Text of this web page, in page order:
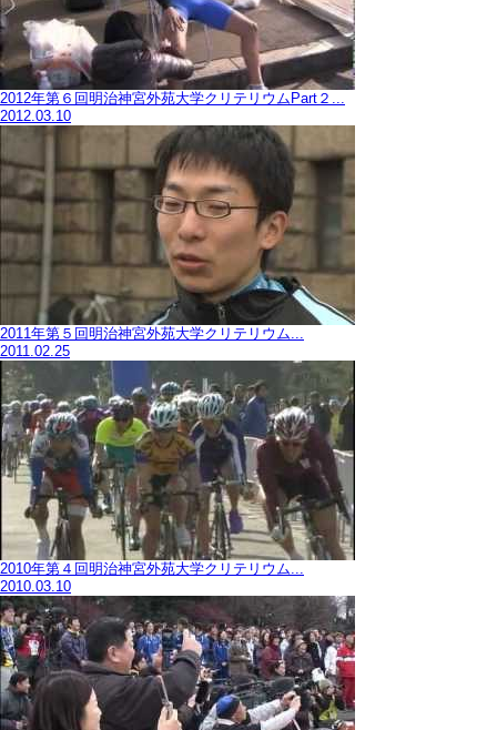
2012年第６回明治神宮外苑大学クリテリウムPart２...
2012.03.10
2011年第５回明治神宮外苑大学クリテリウム...
2011.02.25
2010年第４回明治神宮外苑大学クリテリウム...
2010.03.10